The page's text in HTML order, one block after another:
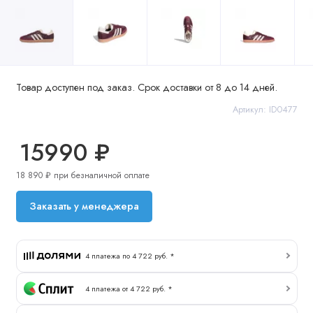
Товар доступен под заказ. Срок доставки от 8 до 14 дней.
Артикул: ID0477
15990 ₽
18 890 ₽ при безналичной оплате
Заказать у менеджера
4 платежа по 4 722 руб. *
4 платежа от 4 722 руб. *